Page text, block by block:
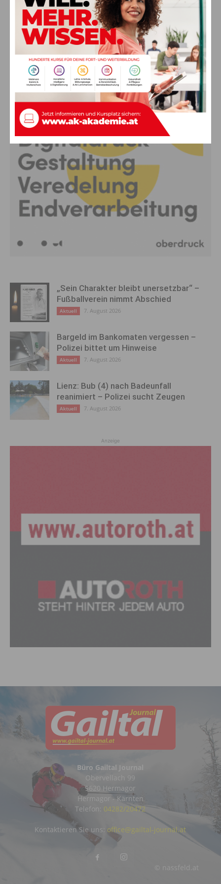
wird morgen nachgeholt
Aktuell 8. August 2026
Anzeige
„Sein Charakter bleibt unersetzbar“ –
Fußballverein nimmt Abschied
Aktuell 7. August 2026
Bargeld im Bankomaten vergessen –
Polizei bittet um Hinweise
Aktuell 7. August 2026
Lienz: Bub (4) nach Badeunfall
reanimiert – Polizei sucht Zeugen
Aktuell 7. August 2026
Anzeige
Büro Gailtal Journal
Obervellach 99
9620 Hermagor
Hermagor - Kärnten
Telefon: 04282/20472
© nassfeld.at
Kontaktieren Sie uns: office@gailtal-journal.at